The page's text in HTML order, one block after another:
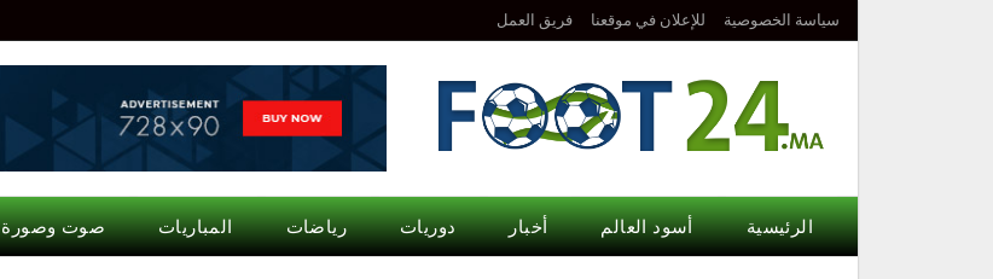
سياسة الخصوصية للإعلان في موقعنا فريق العمل
الرئيسية أسود العالم أخبار دوريات رياضات المباريات صوت وصورة